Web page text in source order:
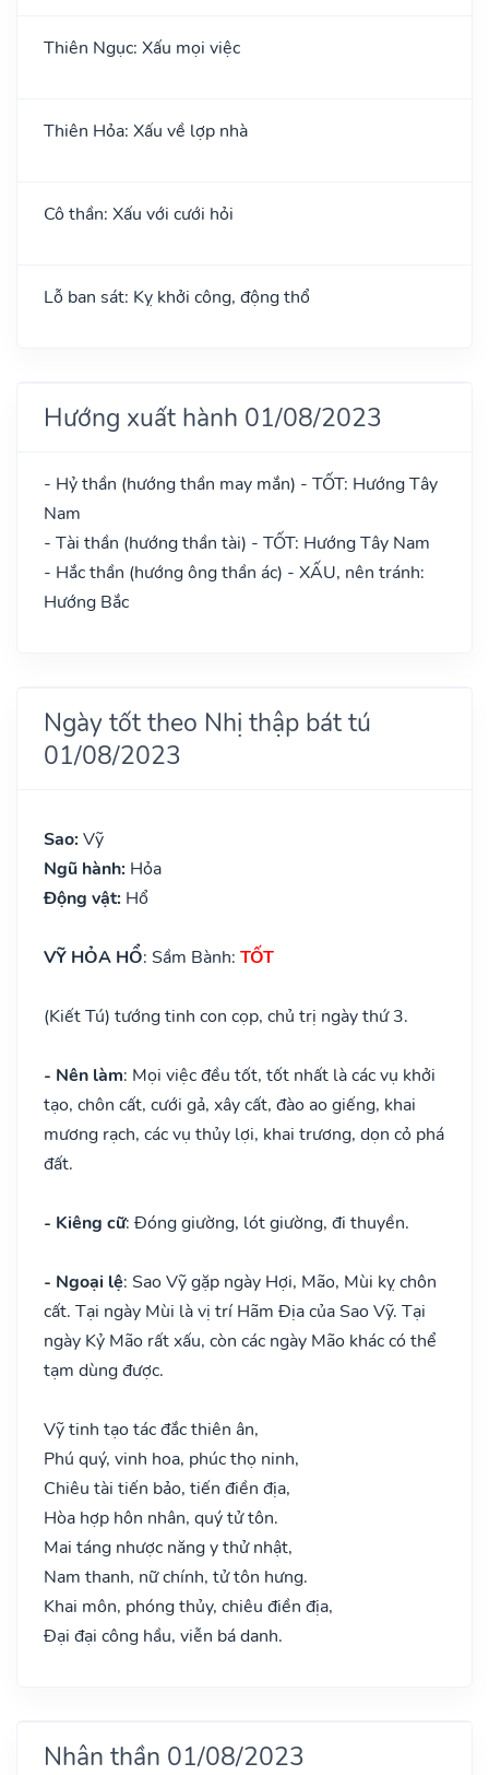
Thiên Ngục: Xấu mọi việc
Thiên Hỏa: Xấu về lợp nhà
Cô thần: Xấu với cưới hỏi
Lỗ ban sát: Kỵ khởi công, động thổ
Hướng xuất hành 01/08/2023
- Hỷ thần (hướng thần may mắn) - TỐT: Hướng Tây
Nam
- Tài thần (hướng thần tài) - TỐT: Hướng Tây Nam
- Hắc thần (hướng ông thần ác) - XẤU, nên tránh:
Hướng Bắc
Ngày tốt theo Nhị thập bát tú
01/08/2023
Sao: Vỹ
Ngũ hành: Hỏa
Động vật: Hổ
VỸ HỎA HỔ: Sầm Bành: TỐT
(Kiết Tú) tướng tinh con cọp, chủ trị ngày thứ 3.
- Nên làm: Mọi việc đều tốt, tốt nhất là các vụ khởi
tạo, chôn cất, cưới gả, xây cất, đào ao giếng, khai
mương rạch, các vụ thủy lợi, khai trương, dọn cỏ phá
đất.
- Kiêng cữ: Đóng giường, lót giường, đi thuyền.
- Ngoại lệ: Sao Vỹ gặp ngày Hợi, Mão, Mùi kỵ chôn
cất. Tại ngày Mùi là vị trí Hãm Địa của Sao Vỹ. Tại
ngày Kỷ Mão rất xấu, còn các ngày Mão khác có thể
tạm dùng được.
Vỹ tinh tạo tác đắc thiên ân,
Phú quý, vinh hoa, phúc thọ ninh,
Chiêu tài tiến bảo, tiến điền địa,
Hòa hợp hôn nhân, quý tử tôn.
Mai táng nhược năng y thử nhật,
Nam thanh, nữ chính, tử tôn hưng.
Khai môn, phóng thủy, chiêu điền địa,
Đại đại công hầu, viễn bá danh.
Nhân thần 01/08/2023